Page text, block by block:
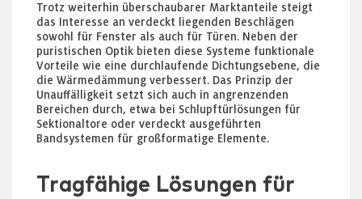
Trotz weiterhin überschaubarer Marktanteile steigt
das Interesse an verdeckt liegenden Beschlägen
sowohl für Fenster als auch für Türen. Neben der
puristischen Optik bieten diese Systeme funktionale
Vorteile wie eine durchlaufende Dichtungsebene, die
die Wärmedämmung verbessert. Das Prinzip der
Unauffälligkeit setzt sich auch in angrenzenden
Bereichen durch, etwa bei Schlupftürlösungen für
Sektionaltore oder verdeckt ausgeführten
Bandsystemen für großformatige Elemente.
Tragfähige Lösungen für